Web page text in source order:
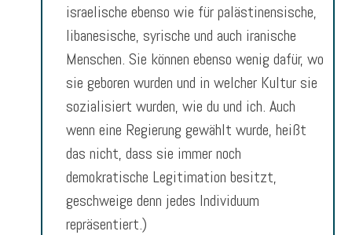
israelische ebenso wie für palästinensische,
libanesische, syrische und auch iranische
Menschen. Sie können ebenso wenig dafür, wo
sie geboren wurden und in welcher Kultur sie
sozialisiert wurden, wie du und ich. Auch
wenn eine Regierung gewählt wurde, heißt
das nicht, dass sie immer noch
demokratische Legitimation besitzt,
geschweige denn jedes Individuum
repräsentiert.)